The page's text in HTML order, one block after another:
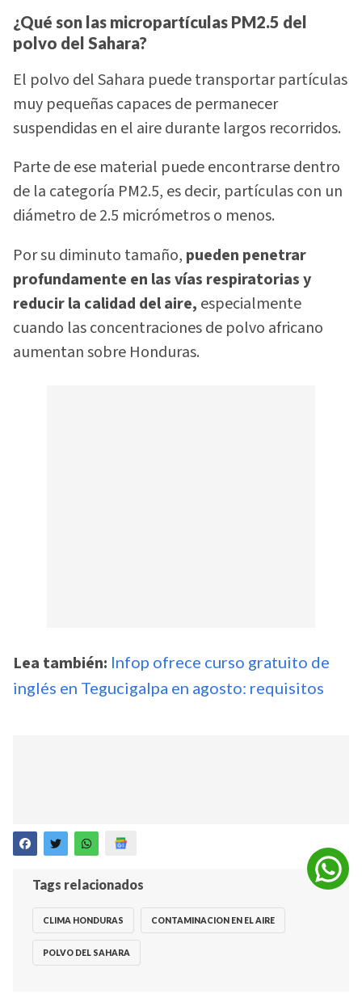
¿Qué son las micropartículas PM2.5 del
polvo del Sahara?
El polvo del Sahara puede transportar partículas
muy pequeñas capaces de permanecer
suspendidas en el aire durante largos recorridos.
Parte de ese material puede encontrarse dentro
de la categoría PM2.5, es decir, partículas con un
diámetro de 2.5 micrómetros o menos.
Por su diminuto tamaño, pueden penetrar
profundamente en las vías respiratorias y
reducir la calidad del aire, especialmente
cuando las concentraciones de polvo africano
aumentan sobre Honduras.
Lea también: Infop ofrece curso gratuito de
inglés en Tegucigalpa en agosto: requisitos
Tags relacionados
CLIMA HONDURAS CONTAMINACION EN EL AIRE
POLVO DEL SAHARA